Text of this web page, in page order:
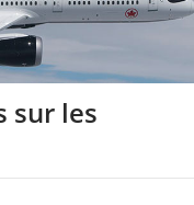
sur les